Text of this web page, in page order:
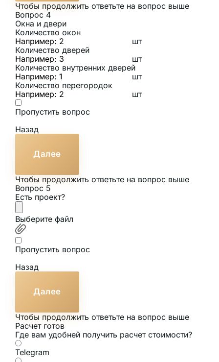
Чтобы продолжить ответьте на вопрос выше
Вопрос 4
Окна и двери
Количество окон
шт
Количество дверей
шт
Количество внутренних дверей
шт
Количество перегородок
шт
Пропустить вопрос
Назад
Далее
Чтобы продолжить ответьте на вопрос выше
Вопрос 5
Есть проект?
Выберите файл
Пропустить вопрос
Назад
Далее
Чтобы продолжить ответьте на вопрос выше
Расчет готов
Где вам удобней получить расчет стоимости?
Telegram